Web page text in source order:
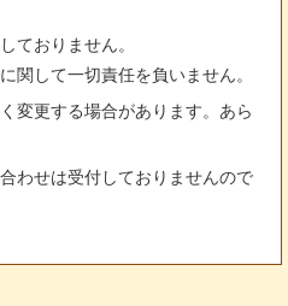
ておりません。
関して一切責任を負いません。
変更する場合があります。あら
わせは受付しておりませんので